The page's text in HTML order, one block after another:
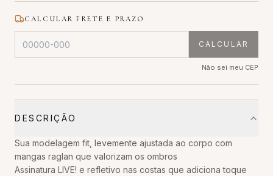
CALCULAR FRETE E PRAZO
CALCULAR
Não sei meu CEP
DESCRIÇÃO
Sua modelagem fit, levemente ajustada ao corpo com
mangas raglan que valorizam os ombros
Assinatura LIVE! e refletivo nas costas que adiciona toque